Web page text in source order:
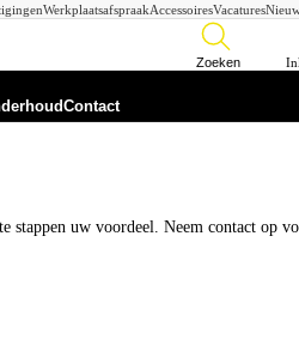
WerkplaatsafspraakAccessoiresVacatures
Zoeken
& onderhoudContact
uw voordeel. Neem contact op